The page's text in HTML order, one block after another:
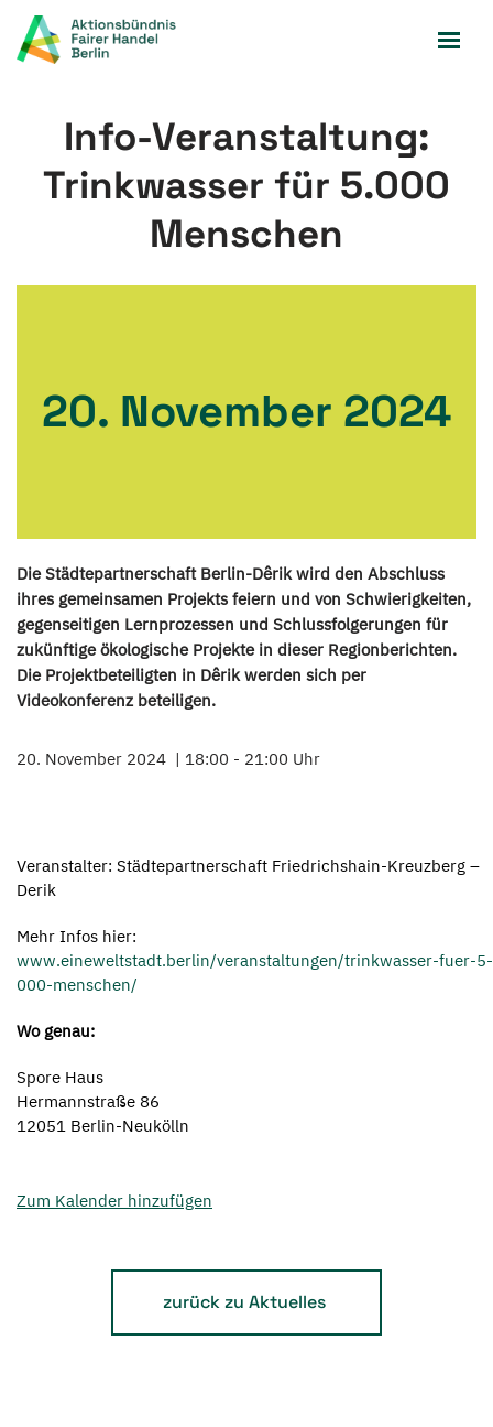
Zum
Info-Veranstaltung:
Trinkwasser für 5.000
Menschen
20. November 2024
Die Städtepartnerschaft Berlin-Dêrik wird den Abschluss
ihres gemeinsamen Projekts feiern und von Schwierigkeiten,
gegenseitigen Lernprozessen und Schlussfolgerungen für
zukünftige ökologische Projekte in dieser Regionberichten.
Die Projektbeteiligten in Dêrik werden sich per
Videokonferenz beteiligen.
20. November 2024 18:00 - 21:00 Uhr
Veranstalter: Städtepartnerschaft Friedrichshain-Kreuzberg –
Derik
Mehr Infos hier:
www.eineweltstadt.berlin/veranstaltungen/trinkwasser-fuer-5-
000-menschen/
Wo genau:
Spore Haus
Hermannstraße 86
12051 Berlin-Neukölln
Zum Kalender hinzufügen
zurück zu Aktuelles